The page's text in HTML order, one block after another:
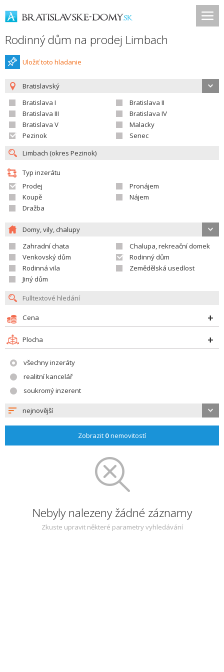
Rodinný dům na prodej Limbach
Uložiť toto hladanie
Bratislavský
Bratislava I
Bratislava II
Bratislava III
Bratislava IV
Bratislava V
Malacky
Pezinok
Senec
Typ inzerátu
Prodej
Pronájem
Koupě
Nájem
Dražba
Domy, vily, chalupy
Zahradní chata
Chalupa, rekreační domek
Venkovský dům
Rodinný dům
Rodinná vila
Zemědělská usedlost
Jiný dům
Cena
Plocha
všechny inzeráty
realitní kancelář
soukromý inzerent
nejnovější
Zobrazit 0nemovitostí
Nebyly nalezeny žádné záznamy
Zkuste upravit některé parametry vyhledávání